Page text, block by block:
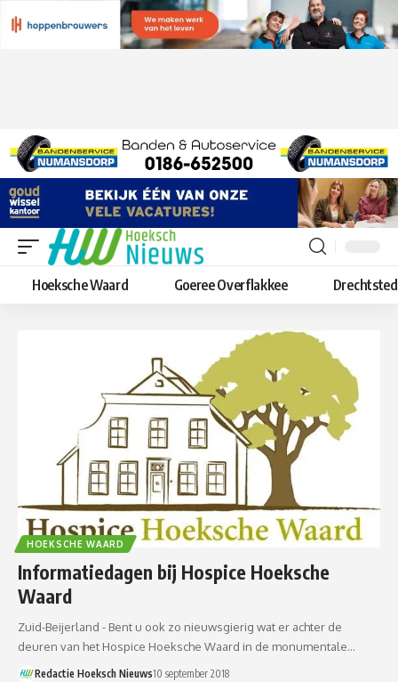
Hoeksche Waard Goeree Overflakkee
HOEKSCHE WAARD
Informatiedagen bij Hospice Hoeksche
Waard
Zuid-Beijerland - Bent u ook zo nieuwsgierig wat er achter de
deuren van het Hospice Hoeksche Waard in de monumentale…
Redactie Hoeksch Nieuws10 september 2018